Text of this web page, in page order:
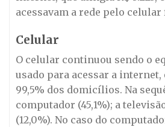
acessavam a rede pelo celular
Celular
O celular continuou sendo o
usado para acessar a
99,5% dos domicílios. Na
computador (45,1%); a
(12,0%). No caso do